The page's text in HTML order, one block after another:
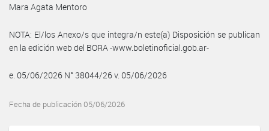
Mara Agata Mentoro
NOTA: El/los Anexo/s que integra/n este(a) Disposición se publican
en la edición web del BORA -www.boletinoficial.gob.ar-
e. 05/06/2026 N° 38044/26 v. 05/06/2026
Fecha de publicación 05/06/2026